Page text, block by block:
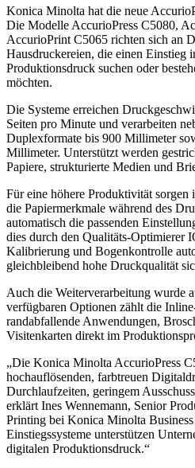
Konica Minolta hat die neue
Die Modelle AccurioPress C5080,
AccurioPrint C5065 richten sich an
Hausdruckereien, die einen Einstieg
Produktionsdruck suchen oder
möchten.
Die Systeme erreichen
Seiten pro Minute und verarbeiten
Duplexformate bis 900 Millimeter
Millimeter. Unterstützt werden
Papiere, strukturierte Medien und
Für eine höhere Produktivität sorgen
die Papiermerkmale während des
automatisch die passenden
dies durch den Qualitäts-Optimierer
Kalibrierung und Bogenkontrolle
gleichbleibend hohe Druckqualität
Auch die Weiterverarbeitung wurde
verfügbaren Optionen zählt die
randabfallende Anwendungen,
Visitenkarten direkt im
„Die Konica Minolta AccurioPress
hochauflösenden, farbtreuen
Durchlaufzeiten, geringem
erklärt Ines Wennemann, Senior
Printing bei Konica Minolta
Einstiegssysteme unterstützen
digitalen Produktionsdruck.“